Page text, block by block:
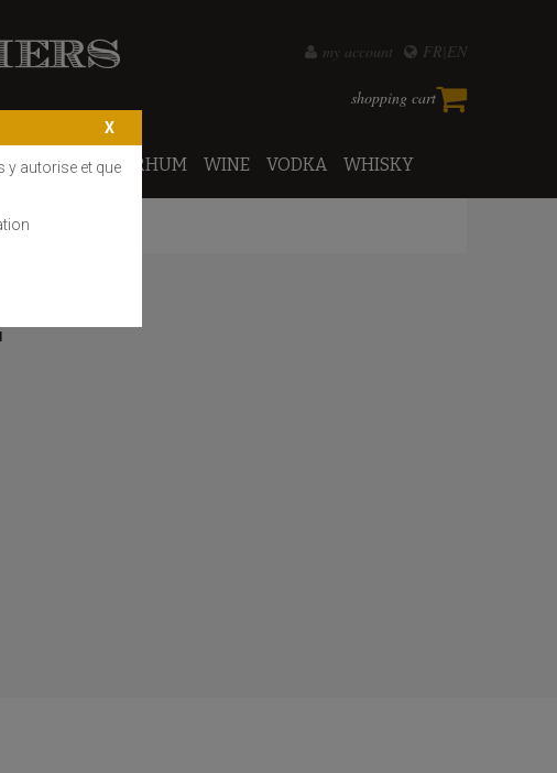
FR EN
my account
shopping cart
PORTO RHUM WINE VODKA WHISKY
y autorise et que